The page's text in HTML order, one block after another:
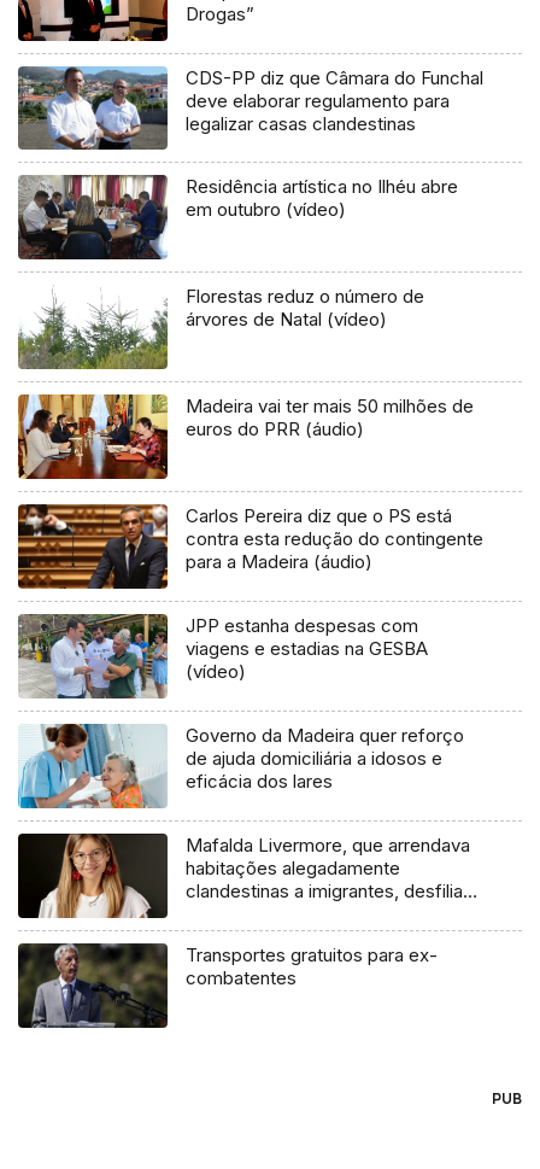
Drogas”
CDS-PP diz que Câmara do Funchal
deve elaborar regulamento para
legalizar casas clandestinas
Residência artística no Ilhéu abre
em outubro (vídeo)
Florestas reduz o número de
árvores de Natal (vídeo)
Madeira vai ter mais 50 milhões de
euros do PRR (áudio)
Carlos Pereira diz que o PS está
contra esta redução do contingente
para a Madeira (áudio)
JPP estanha despesas com
viagens e estadias na GESBA
(vídeo)
Governo da Madeira quer reforço
de ajuda domiciliária a idosos e
eficácia dos lares
Mafalda Livermore, que arrendava
habitações alegadamente
clandestinas a imigrantes, desfilia-
Transportes gratuitos para ex-
combatentes
PUB